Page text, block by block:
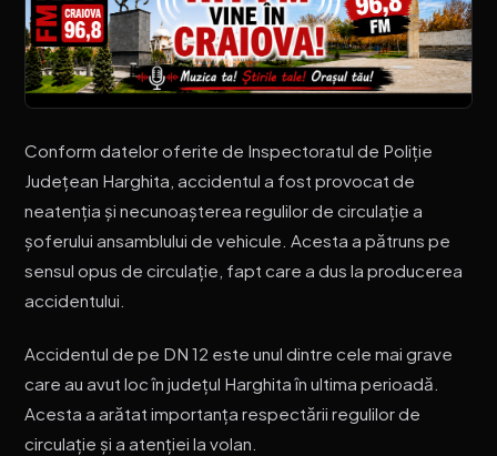
Conform datelor oferite de Inspectoratul de Poliție
Județean Harghita, accidentul a fost provocat de
neatenția și necunoașterea regulilor de circulație a
șoferului ansamblului de vehicule. Acesta a pătruns pe
sensul opus de circulație, fapt care a dus la producerea
accidentului.
Accidentul de pe DN 12 este unul dintre cele mai grave
care au avut loc în județul Harghita în ultima perioadă.
Acesta a arătat importanța respectării regulilor de
circulație și a atenției la volan.